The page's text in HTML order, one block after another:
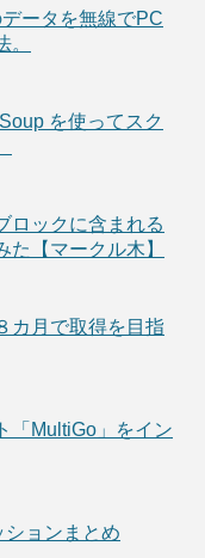
ータを無線でPC
を使ってスク
ロックに含まれる
【マークル木】
カ月で取得を目指
「MultiGo」をイン
ションまとめ